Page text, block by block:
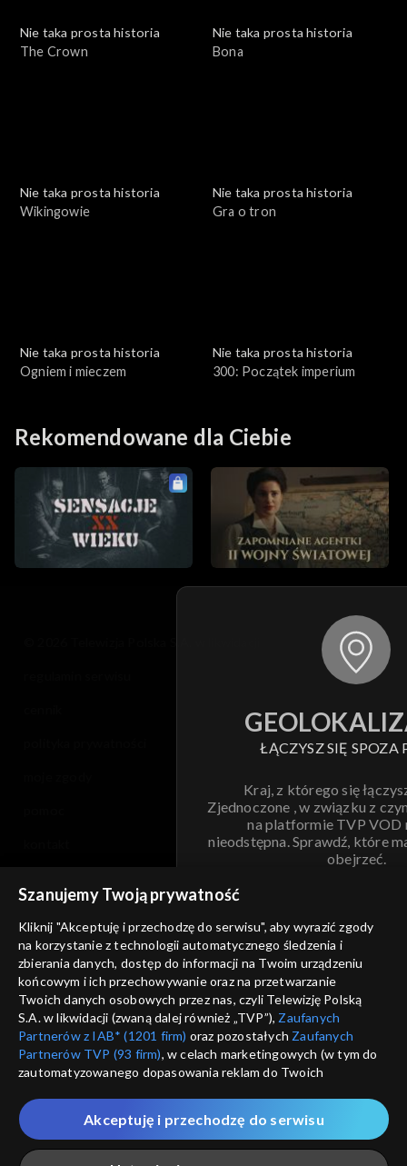
Nie taka prosta historia
The Crown
Nie taka prosta historia
Bona
Nie taka prosta historia
Wikingowie
Nie taka prosta historia
Gra o tron
Nie taka prosta historia
Ogniem i mieczem
Nie taka prosta historia
300: Początek imperium
Rekomendowane dla Ciebie
ŁĄCZYSZ SIĘ SPOZA
Kraj, z którego się
Zjednoczone , w związku z
na platformie TVP VOD
nieodstępna. Sprawdź, które
obejrzeć.
ANULUJ
informacje o dostawcy usług
Szanujemy Twoją prywatność
Kliknij "Akceptuję i przechodzę do serwisu", aby wyrazić zgody
na korzystanie z technologii automatycznego śledzenia i
zbierania danych, dostęp do informacji na Twoim urządzeniu
końcowym i ich przechowywanie oraz na przetwarzanie
Twoich danych osobowych przez nas, czyli Telewizję Polską
S.A. w likwidacji (zwaną dalej również „TVP”), Zaufanych
Partnerów z IAB* (1201 firm) oraz pozostałych Zaufanych
Partnerów TVP (93 firm), w celach marketingowych (w tym do
zautomatyzowanego dopasowania reklam do Twoich
które wskazujemy poniżej, a także zgody na udostępnianie
przez nas identyfikatora PPID do Google.
Twoje dane osobowe zbierane podczas odwiedzania przez
Akceptuję i przechodzę do serwisu